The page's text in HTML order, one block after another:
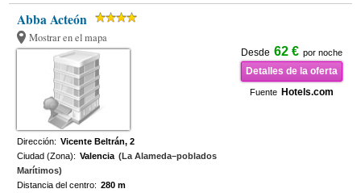
Abba Acteón
Mostrar en el mapa
Desde 62 € por noche
Detalles de la oferta
Fuente Hotels.com
Dirección: Vicente Beltrán, 2
Ciudad (Zona): Valencia (La Alameda–poblados
Marítimos)
Distancia del centro: 280 m